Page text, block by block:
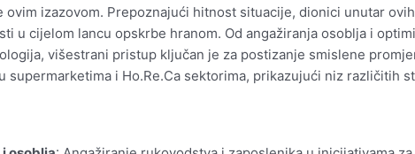
ovim izazovom. Prepoznajući hitnost situacije, dionici unutar
u cijelom lancu opskrbe hranom. Od angažiranja osoblja i
višestrani pristup ključan je za postizanje smislene
supermarketima i Ho.Re.Ca sektorima, prikazujući niz